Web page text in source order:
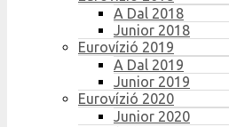
A Dal 2018
Junior 2018
Eurovízió 2019
A Dal 2019
Junior 2019
Eurovízió 2020
Junior 2020